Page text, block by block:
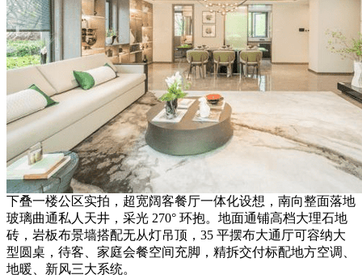
下叠一楼公区实拍，超宽阔客餐厅一体化设想，南向整面落地
玻璃曲通私人天井，采光 270° 环抱。地面通铺高档大理石地
砖，岩板布景墙搭配无从灯吊顶，35 平摆布大通厅可容纳大
型圆桌，待客、家庭会餐空间充脚，精拆交付标配地方空调、
地暖、新风三大系统。